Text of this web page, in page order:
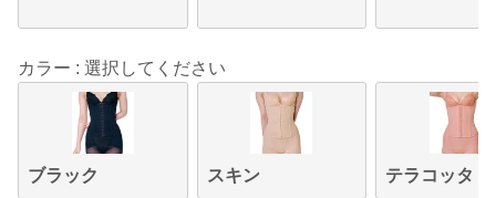
カラー 選択してください
ブラック スキン テラコッタ